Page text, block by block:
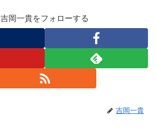
吉岡一貴をフォローする
吉岡一貴